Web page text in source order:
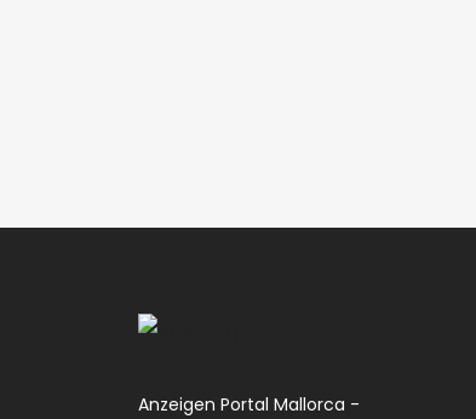
Anzeigen Portal Mallorca -